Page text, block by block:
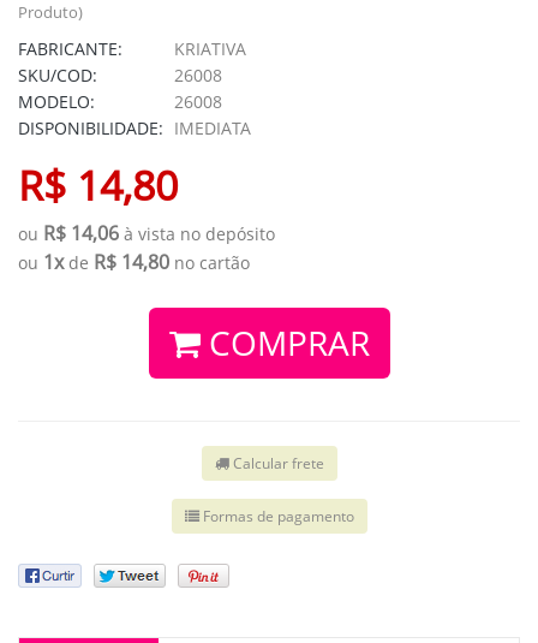
Produto)
FABRICANTE:
KRIATIVA
SKU/COD:
26008
MODELO:
26008
DISPONIBILIDADE: IMEDIATA
R$ 14,80
ou R$ 14,06 à vista no depósito
ou 1xde R$ 14,80 no cartão
COMPRAR
Calcular frete
Formas de pagamento